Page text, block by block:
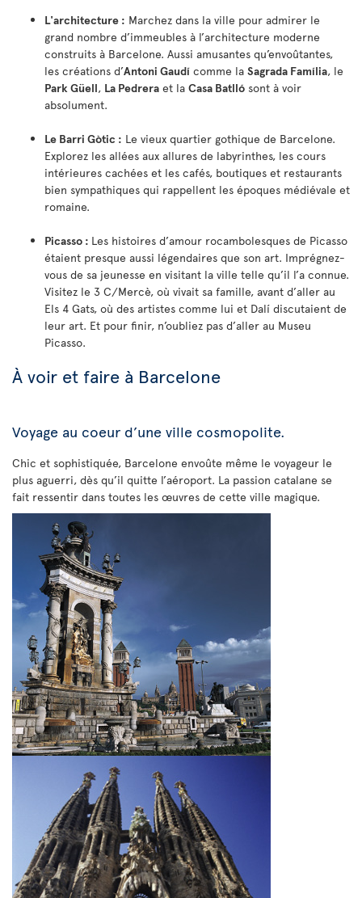
L'architecture : Marchez dans la ville pour admirer le
grand nombre d’immeubles à l’architecture moderne
construits à Barcelone. Aussi amusantes qu’envoûtantes,
les créations d’Antoni Gaudí comme la Sagrada Família, le
Park Güell, La Pedrera et la Casa Batlló sont à voir
absolument.
Le Barri Gòtic : Le vieux quartier gothique de Barcelone.
Explorez les allées aux allures de labyrinthes, les cours
intérieures cachées et les cafés, boutiques et restaurants
bien sympathiques qui rappellent les époques médiévale et
romaine.
Picasso : Les histoires d’amour rocambolesques de Picasso
étaient presque aussi légendaires que son art. Imprégnez-
vous de sa jeunesse en visitant la ville telle qu’il l’a connue.
Visitez le 3 C/Mercè, où vivait sa famille, avant d’aller au
Els 4 Gats, où des artistes comme lui et Dalí discutaient de
leur art. Et pour finir, n’oubliez pas d’aller au Museu
Picasso.
À voir et faire à Barcelone
Voyage au coeur d’une ville cosmopolite.
Chic et sophistiquée, Barcelone envoûte même le voyageur le
plus aguerri, dès qu’il quitte l’aéroport. La passion catalane se
fait ressentir dans toutes les œuvres de cette ville magique.